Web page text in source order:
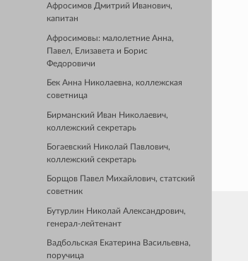
Афросимов Дмитрий Иванович,
капитан
Афросимовы: малолетние Анна,
Павел, Елизавета и Борис
Федоровичи
Бек Анна Николаевна, коллежская
советница
Бирманский Иван Николаевич,
коллежский секретарь
Богаевский Николай Павлович,
коллежский секретарь
Борщов Павел Михайлович, статский
советник
Бутурлин Николай Александрович,
генерал-лейтенант
Вадбольская Екатерина Васильевна,
поручица